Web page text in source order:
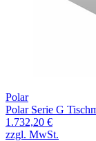
Polar
Polar Serie G
1.732,20 €
zzgl. MwSt.